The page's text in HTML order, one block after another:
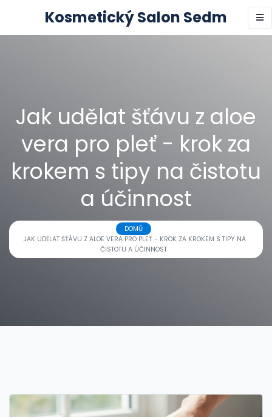
Kosmetický Salon Sedm
Jak udělat šťávu z aloe
vera pro pleť - krok za
krokem s tipy na čistotu
a účinnost
DOMŮ
JAK UDĚLAT ŠŤÁVU Z ALOE VERA PRO PLEŤ - KROK ZA KROKEM S TIPY NA
ČISTOTU A ÚČINNOST